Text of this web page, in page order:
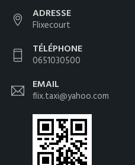
ADRESSE
Flixecourt
TÉLÉPHONE
0651030500
EMAIL
flix.taxi@yahoo.com